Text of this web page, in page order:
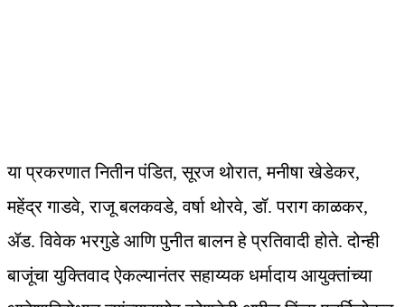
या प्रकरणात नितीन पंडित, सूरज थोरात, मनीषा खेडेकर,
महेंद्र गाडवे, राजू बलकवडे, वर्षा थोरवे, डॉ. पराग काळकर,
ॲड. विवेक भरगुडे आणि पुनीत बालन हे प्रतिवादी होते. दोन्ही
बाजूंचा युक्तिवाद ऐकल्यानंतर सहाय्यक धर्मादाय आयुक्तांच्या